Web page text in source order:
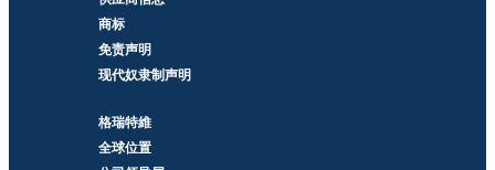
商标
免责声明
现代奴隶制声明
格瑞特維
全球位置